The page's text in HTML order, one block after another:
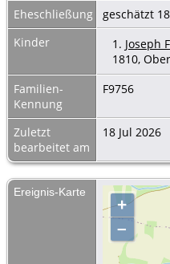
Eheschließung
geschätzt
Kinder
1. Joseph
1810,
Familien-
Kennung
F9756
Zuletzt
bearbeitet am
18 Jul 2026
Ereignis-Karte
+
–